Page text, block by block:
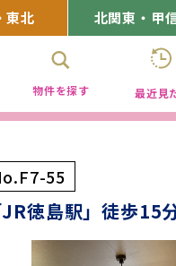
東北 北関東・甲
物件を探す 最近見
55
徳島駅」徒歩15